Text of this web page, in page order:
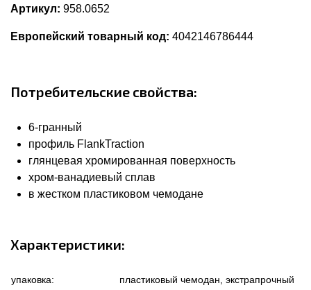
Артикул: 958.0652
Европейский товарный код: 4042146786444
Потребительские свойства:
6-гранный
профиль FlankTraction
глянцевая хромированная поверхность
хром-ванадиевый сплав
в жестком пластиковом чемодане
Характеристики:
упаковка:
пластиковый чемодан, экстрапрочный